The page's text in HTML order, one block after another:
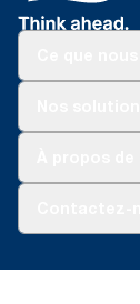
Réclamation
02 766 05